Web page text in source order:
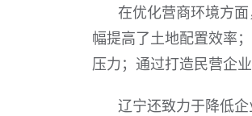
在优化营商环境方
幅提高了土地配置效率
压力；通过打造民营企
辽宁还致力于降低